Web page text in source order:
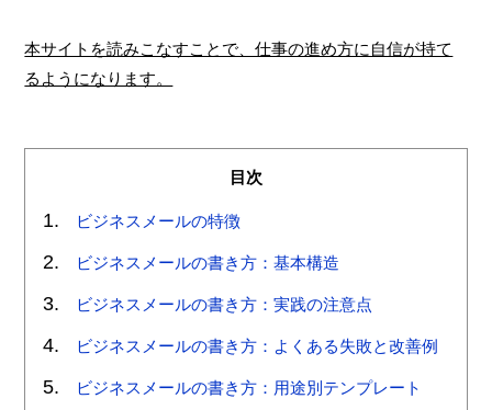
本サイトを読みこなすことで、仕事の進め方に自信が持て
るようになります。
目次
ビジネスメールの特徴
ビジネスメールの書き方：基本構造
ビジネスメールの書き方：実践の注意点
ビジネスメールの書き方：よくある失敗と改善例
ビジネスメールの書き方：用途別テンプレート